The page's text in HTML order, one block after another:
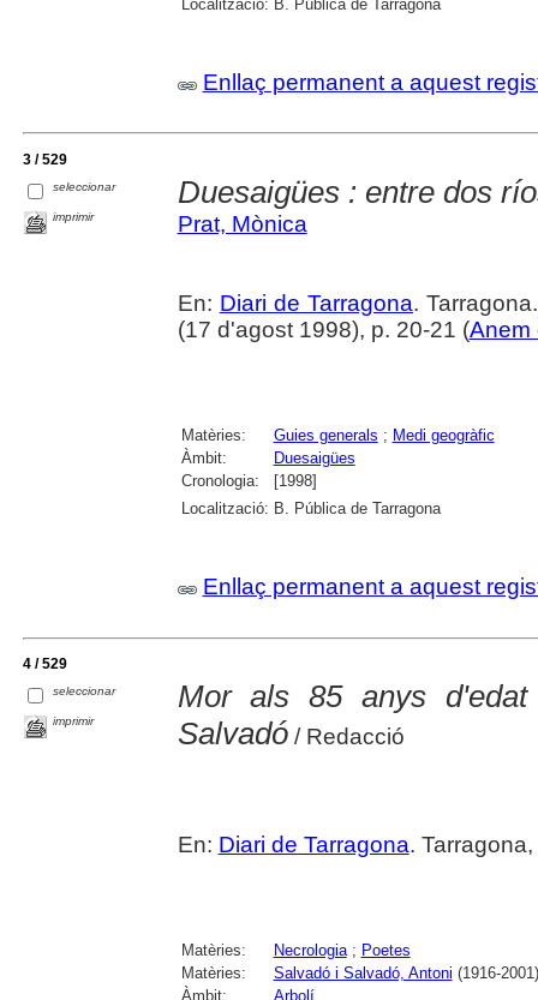
Localització: B. Pública de Tarragona
Enllaç permanent a aquest
3 / 529
seleccionar
imprimir
Duesaigües : entre dos
Prat, Mònica
En: Diari de Tarragona.
(17 d'agost 1998), p. 20-21 (Anem
Matèries: Guies generals ; Medi geogràfic
Àmbit:
Duesaigües
Cronologia:
[1998]
Localització: B. Pública de Tarragona
Enllaç permanent a aquest
4 / 529
seleccionar
imprimir
Mor als 85 anys
Salvadó/ Redacció
En: Diari de Tarragona.
Matèries: Necrologia; Poetes
Matèries:
Salvadó i Salvadó, Antoni (1916-2001)
Àmbit:
Arbolí